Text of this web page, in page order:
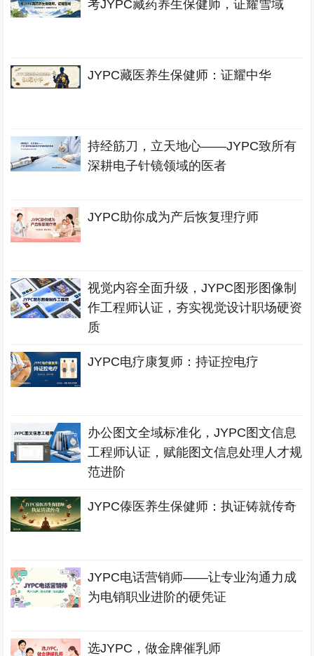
考JYPC藏药养生保健师，证耀雪域
JYPC藏医养生保健师：证耀中华
持经筋刀，立天地心——JYPC致所有
深耕电子针镜领域的医者
JYPC助你成为产后恢复理疗师
视觉内容全面升级，JYPC图形图像制
作工程师认证，夯实视觉设计职场硬资
质
JYPC电疗康复师：持证控电疗
办公图文全域标准化，JYPC图文信息
工程师认证，赋能图文信息处理人才规
范进阶
JYPC傣医养生保健师：执证铸就传奇
JYPC电话营销师——让专业沟通力成
为电销职业进阶的硬凭证
选JYPC，做金牌催乳师